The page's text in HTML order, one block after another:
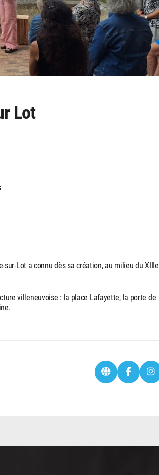
Lot
Lot a connu dès sa création, au milieu du XIIIe
villeneuvoise : la place Lafayette, la porte de